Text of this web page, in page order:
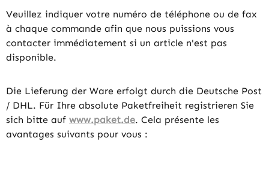
Veuillez indiquer votre numéro de téléphone ou de fax
à chaque commande afin que nous puissions vous
contacter immédiatement si un article n'est pas
disponible.
Die Lieferung der Ware erfolgt durch die Deutsche Post
/ DHL. Für Ihre absolute Paketfreiheit registrieren Sie
sich bitte auf www.paket.de. Cela présente les
avantages suivants pour vous :